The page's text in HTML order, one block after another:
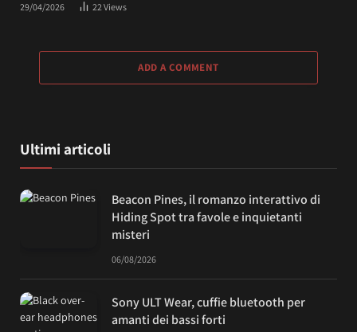
29/04/2026 22 Views
ADD A COMMENT
Ultimi articoli
Beacon Pines, il romanzo interattivo di
Hiding Spot tra favole e inquietanti
misteri
06/08/2026
Sony ULT Wear, cuffie bluetooth per
amanti dei bassi forti